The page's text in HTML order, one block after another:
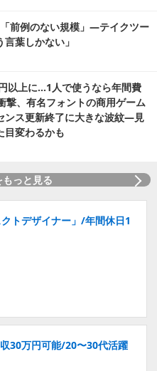
「前例のない規模」―テイクツー
葉しかない」
以上に…1人で使うなら年間費
撃、有名フォントの商用ゲーム
ンス更新終了に大きな波紋―見
目変わるかも
っと見る
トデザイナー」/年間休日1
30万円可能/20〜30代活躍